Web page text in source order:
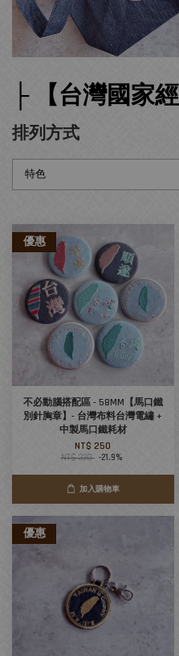
├ 【台灣國家
排列方式
優惠
不必動腦搭配區 - 58MM【馬口鐵
別針胸章】- 台灣布料台灣電繡 +
中製馬口鐵耗材
NT$ 250
NT$ 320 -21.9%
加入購物車
優惠